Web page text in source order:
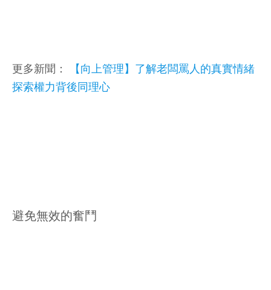
更多新聞：
【向上管理】了解老闆罵人的真實情緒
探索權力背後同理心
避免無效的奮鬥